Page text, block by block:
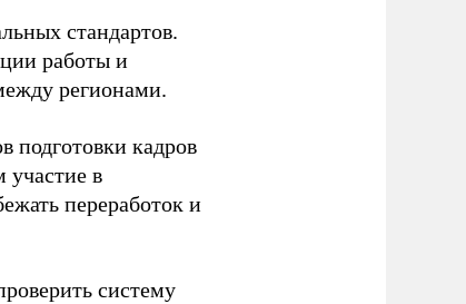
стандартов.
работы и
регионами.
подготовки кадров
участие в
переработок и
систему